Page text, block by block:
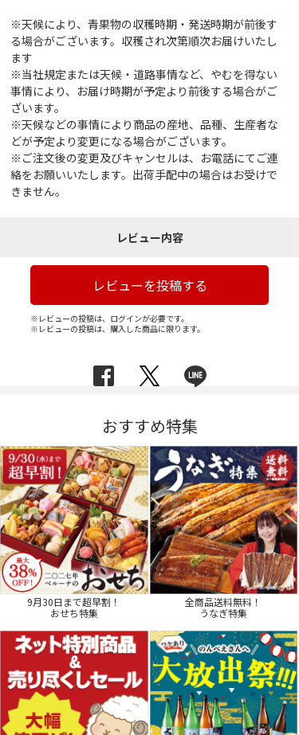
※天候により、青果物の収穫時期・発送時期が前後す
る場合がございます。収穫され次第順次お届けいたし
ます
※当社規定または天候・道路事情など、やむを得ない
事情により、お届け時期が予定より前後する場合がご
ざいます。
※天候などの事情により商品の産地、品種、生産者な
どが予定より変更になる場合がございます。
※ご注文後の変更及びキャンセルは、お電話にてご連
絡をお願いいたします。出荷手配中の場合はお受けで
きません。
レビュー内容
レビューを投稿する
※レビューの投稿は、ログインが必要です。
※レビューの投稿は、購入した商品に限ります。
おすすめ特集
9月30日まで超早割！
おせち特集
全商品送料無料！
うなぎ特集